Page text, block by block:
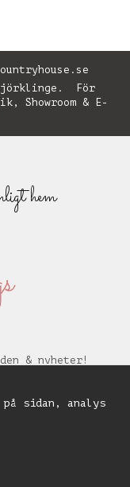
För
& E-
hem
& nyheter!
sidan, analys